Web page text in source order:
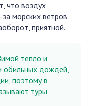
что воздух
за морских ветров
приятной.
тепло и
обильных дождей,
поэтому в
туры